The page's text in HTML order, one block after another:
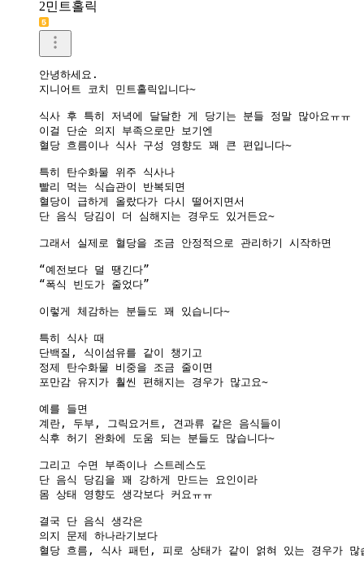
2민트홀릭
안녕하세요.
지니어트 코치 민트홀릭입니다~
식사 후 특히 저녁에 달달한 게 당기는 분들 정말 많아요ㅠㅠ
이걸 단순 의지 부족으로만 보기엔
혈당 흐름이나 식사 구성 영향도 꽤 큰 편입니다~
특히 탄수화물 위주 식사나
빨리 먹는 식습관이 반복되면
혈당이 급하게 올랐다가 다시 떨어지면서
단 음식 당김이 더 심해지는 경우도 있거든요~
그래서 실제로 혈당을 조금 안정적으로 관리하기 시작하면
“예전보다 덜 땡긴다”
“폭식 빈도가 줄었다”
이렇게 체감하는 분들도 꽤 있습니다~
특히 식사 때
단백질, 식이섬유를 같이 챙기고
정제 탄수화물 비중을 조금 줄이면
포만감 유지가 훨씬 편해지는 경우가 많고요~
예를 들면
계란, 두부, 그릭요거트, 견과류 같은 음식들이
식후 허기 완화에 도움 되는 분들도 많습니다~
그리고 수면 부족이나 스트레스도
단 음식 당김을 꽤 강하게 만드는 요인이라
몸 상태 영향도 생각보다 커요ㅠㅠ
결국 단 음식 생각은
의지 문제 하나라기보다
혈당 흐름, 식사 패턴, 피로 상태가 같이 얽혀 있는 경우가 많